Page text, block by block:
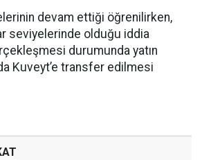
devam ettiği öğrenilirken,
seviyelerinde olduğu iddia
durumunda yatın
Kuveyt’e transfer edilmesi